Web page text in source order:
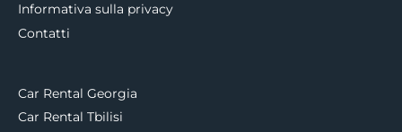
Informativa sulla privacy
Contatti
Car Rental Georgia
Car Rental Tbilisi